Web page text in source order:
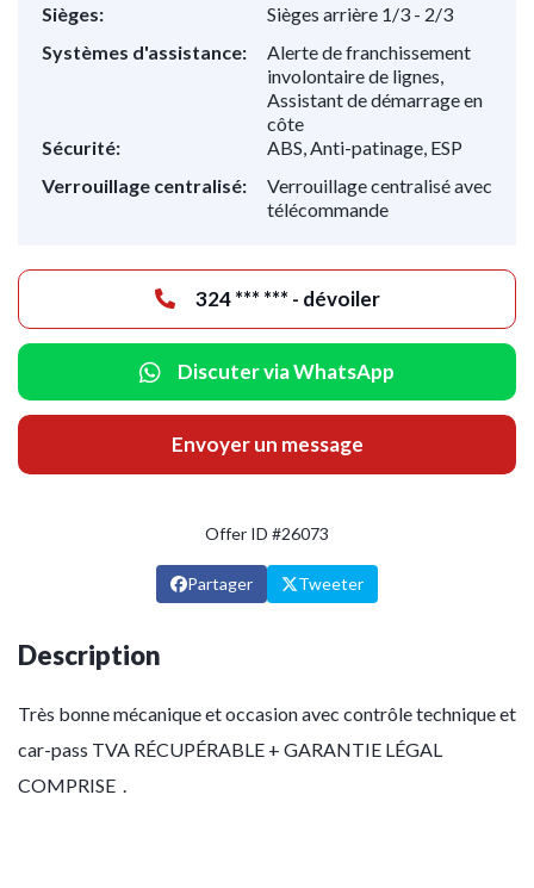
Sièges:
Sièges arrière 1/3 - 2/3
Systèmes d'assistance:
Alerte de franchissement
involontaire de lignes,
Assistant de démarrage en
côte
Sécurité:
ABS, Anti-patinage, ESP
Verrouillage centralisé:
Verrouillage centralisé avec
télécommande
324 *** *** - dévoiler
Discuter via WhatsApp
Envoyer un message
Offer ID #26073
Partager Tweeter
Description
Très bonne mécanique et occasion avec contrôle technique et
car-pass TVA RÉCUPÉRABLE + GARANTIE LÉGAL
COMPRISE .